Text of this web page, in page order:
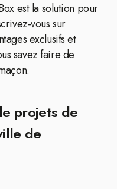
est la solution pour
vous sur
exclusifs et
savez faire de
projets de
de